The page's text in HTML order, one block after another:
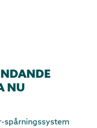
NU
spårningssystem